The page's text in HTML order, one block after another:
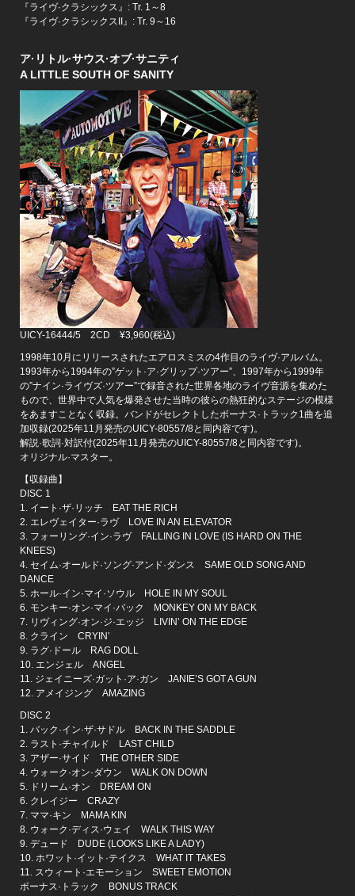
『ライヴ·クラシックス』: Tr. 1～8
『ライヴ·クラシックスII』: Tr. 9～16
ア·リトル·サウス·オブ·サニティ
A LITTLE SOUTH OF SANITY
UICY-16444/5 2CD ¥3,960(税込)
1998年10月にリリースされたエアロスミスの4作目のライヴ·アルバム。
1993年から1994年の”ゲット·ア·グリップ·ツアー”、1997年から1999年
の”ナイン·ライヴズ·ツアー”で録音された世界各地のライヴ音源を集めた
もので、世界中で人気を爆発させた当時の彼らの熱狂的なステージの模様
をあますことなく収録。バンドがセレクトしたボーナス·トラック1曲を追
加収録(2025年11月発売のUICY-80557/8と同内容です)。
解説·歌詞·対訳付(2025年11月発売のUICY-80557/8と同内容です)。
オリジナル·マスター。
【収録曲】
DISC 1
1. イート·ザ·リッチ EAT THE RICH
2. エレヴェイター·ラヴ LOVE IN AN ELEVATOR
3. フォーリング·イン·ラヴ FALLING IN LOVE (IS HARD ON THE
KNEES)
4. セイム·オールド·ソング·アンド·ダンス SAME OLD SONG AND
DANCE
5. ホール·イン·マイ·ソウル HOLE IN MY SOUL
6. モンキー·オン·マイ·バック MONKEY ON MY BACK
7. リヴィング·オン·ジ·エッジ LIVIN’ ON THE EDGE
8. クライン CRYIN’
9. ラグ·ドール RAG DOLL
10. エンジェル ANGEL
11. ジェイニーズ·ガット·ア·ガン JANIE’S GOT A GUN
12. アメイジング AMAZING
DISC 2
1. バック·イン·ザ·サドル BACK IN THE SADDLE
2. ラスト·チャイルド LAST CHILD
3. アザー·サイド THE OTHER SIDE
4. ウォーク·オン·ダウン WALK ON DOWN
5. ドリーム·オン DREAM ON
6. クレイジー CRAZY
7. ママ·キン MAMA KIN
8. ウォーク·ディス·ウェイ WALK THIS WAY
9. デュード DUDE (LOOKS LIKE A LADY)
10. ホワット·イット·テイクス WHAT IT TAKES
11. スウィート·エモーション SWEET EMOTION
ボーナス·トラック BONUS TRACK